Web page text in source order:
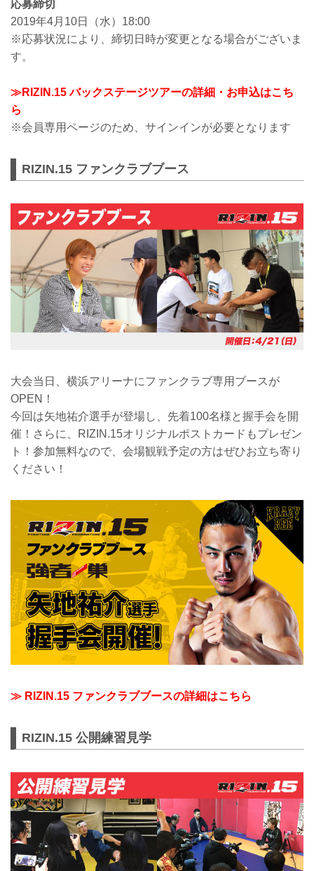
応募締切
2019年4月10日（水）18:00
※応募状況により、締切日時が変更となる場合がございま
す。
≫RIZIN.15 バックステージツアーの詳細・お申込はこち
ら
※会員専用ページのため、サインインが必要となります
RIZIN.15 ファンクラブブース
大会当日、横浜アリーナにファンクラブ専用ブースが
OPEN！
今回は矢地祐介選手が登場し、先着100名様と握手会を開
催！さらに、RIZIN.15オリジナルポストカードもプレゼン
ト！参加無料なので、会場観戦予定の方はぜひお立ち寄り
ください！
≫ RIZIN.15 ファンクラブブースの詳細はこちら
RIZIN.15 公開練習見学